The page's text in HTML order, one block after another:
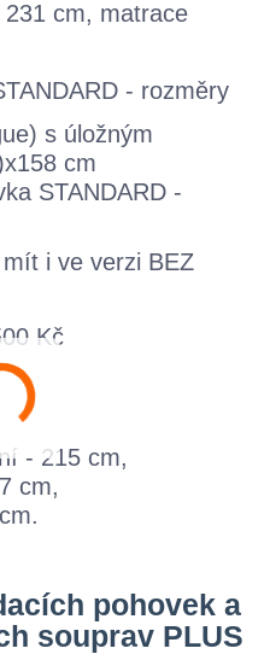
cm, matrace
s úložným
cm
i ve verzi BEZ
Kč
- 215 cm,
cm,
pohovek a
souprav PLUS